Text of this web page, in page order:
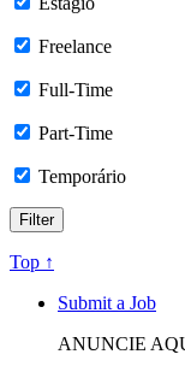
Freelance
Full-Time
Part-Time
Temporário
Top ↑
Submit a Job
ANUNCIE